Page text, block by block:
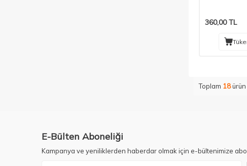
360,00TL
Toplam 18ürün
E-Bülten Aboneliği
Kampanya ve yeniliklerden haberdar olmak için e-bültenimize